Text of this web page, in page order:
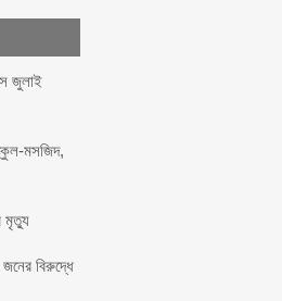
জুলাই
মসজিদ,
মৃত্যু
বিরুদ্ধে